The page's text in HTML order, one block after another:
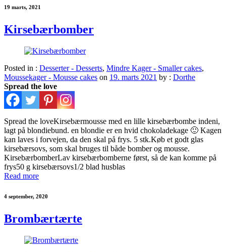
19 marts, 2021
Kirsebærbomber
Posted in : Desserter - Desserts, Mindre Kager - Smaller cakes,
Moussekager - Mousse cakes on 19. marts 2021 by : Dorthe
Spread the love
Spread the loveKirsebærmousse med en lille kirsebærbombe indeni,
lagt på blondiebund. en blondie er en hvid chokoladekage 🙂 Kagen
kan laves i forvejen, da den skal på frys. 5 stk.Køb et godt glas
kirsebærsovs, som skal bruges til både bomber og mousse.
KirsebærbomberLav kirsebærbomberne først, så de kan komme på
frys50 g kirsebærsovs1/2 blad husblas
Read more
4 september, 2020
Brombærtærte